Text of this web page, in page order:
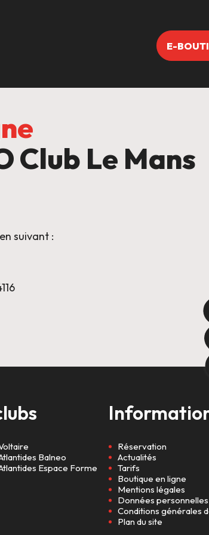
E-
Club Le Mans
suivant :
Balneo
Espace Forme
Réservation
Actualités
Tarifs
Boutique en ligne
Mentions légales
Données personnelles
Conditions générales
Plan du site